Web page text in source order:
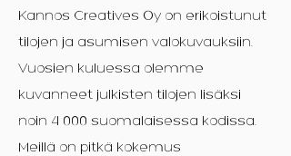
Kannos Creatives Oy on erikoistunut
tilojen ja asumisen valokuvauksiin.
Vuosien kuluessa olemme
kuvanneet julkisten tilojen lisäksi
noin 4 000 suomalaisessa kodissa.
Meillä on pitkä kokemus